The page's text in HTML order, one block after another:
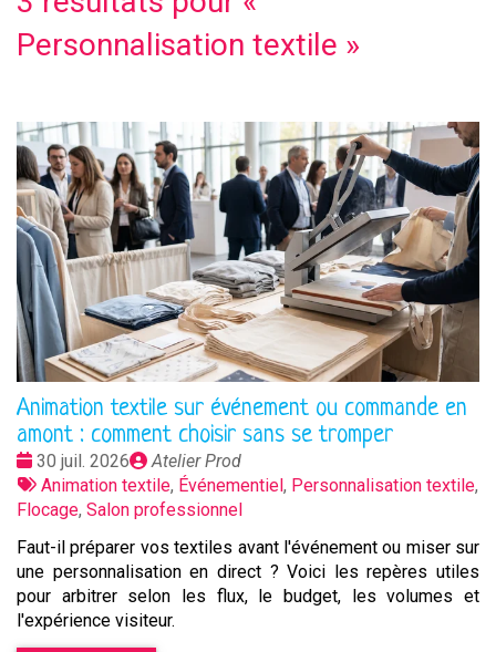
Personnalisation textile »
Animation textile sur événement ou commande en
amont : comment choisir sans se tromper
Date
:
30 juil. 2026
Publié
par
Atelier Prod
Tags
:
Animation textile, Événementiel, Personnalisation textile,
Flocage, Salon professionnel
Faut-il préparer vos textiles avant l'événement ou miser sur
une personnalisation en direct ? Voici les repères utiles
pour arbitrer selon les flux, le budget, les volumes et
l'expérience visiteur.